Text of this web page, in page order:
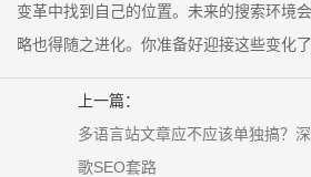
变革中找到自己的位置。未来的搜索环境
略也得随之进化。你准备好迎接这些变化了
上一篇：
多语言站文章应不应该单独搞？
歌SEO套路